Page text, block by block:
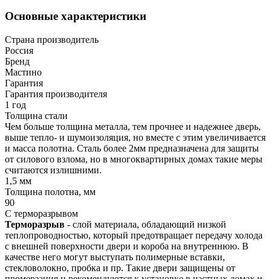
Основные характеристики
Страна производитель
Россия
Бренд
Мастино
Гарантия
Гарантия производителя
1 год
Толщина стали
Чем больше толщина металла, тем прочнее и надежнее дверь,
выше тепло- и шумоизоляция, но вместе с этим увеличивается
и масса полотна. Сталь более 2мм предназначена для защиты
от силового взлома, но в многоквартирных домах такие меры
считаются излишними.
1,5 мм
Толщина полотна, мм
90
С терморазрывом
Терморазрыв - слой материала, обладающий низкой
теплопроводностью, который предотвращает передачу холода
с внешней поверхности двери и короба на внутреннюю. В
качестве него могут выступать полимерные вставки,
стекловолокно, пробка и пр. Такие двери защищены от